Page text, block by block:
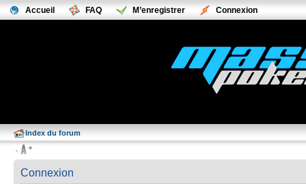
Accueil FAQ M’enregistrer Connexion
Index du forum
Connexion